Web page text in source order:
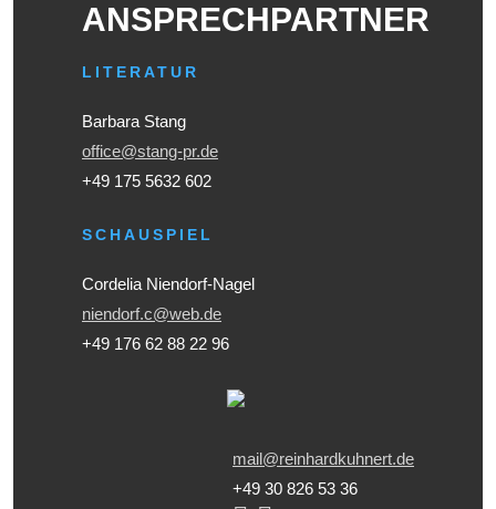
ANSPRECHPARTNER
LITERATUR
Barbara Stang
office@stang-pr.de
+49 175 5632 602
SCHAUSPIEL
Cordelia Niendorf-Nagel
niendorf.c@web.de
+49 176 62 88 22 96
mail@reinhardkuhnert.de
+49 30 826 53 36